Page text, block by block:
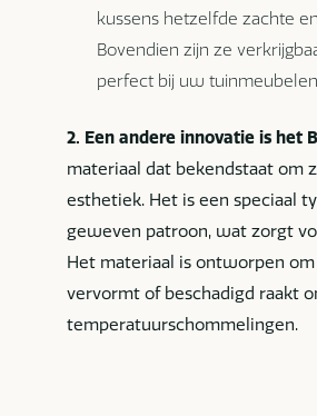
kussens hetzelfde zachte
Bovendien zijn ze
perfect bij uw
2. Een andere innovatie is het
materiaal dat bekendstaat om
esthetiek. Het is een speciaal
geweven patroon, wat zorgt
Het materiaal is ontworpen
vervormt of beschadigd raakt
temperatuurschommelingen.